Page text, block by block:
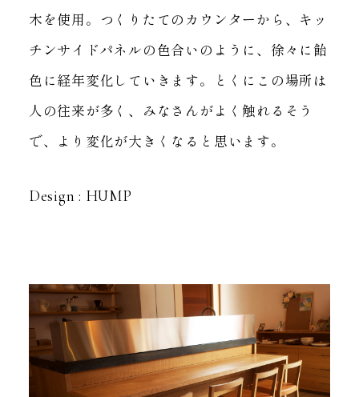
木を使用。 つくりたてのカウンターから、キッ
チンサイドパネルの色合いのように、徐々に飴
色に経年変化していきます。
とくにこの場所は
人の往来が多く、みなさんがよく触れるそう
で、
より変化が大きくなると思います。
Design : HUMP